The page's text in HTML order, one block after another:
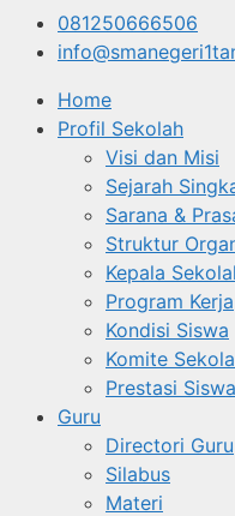
081250666506
Home
Profil Sekolah
Visi dan Misi
Sejarah
Sarana &
Struktur
Kepala
Program Kerja
Kondisi Siswa
Komite
Prestasi Siswa
Guru
Directori Guru
Silabus
Materi